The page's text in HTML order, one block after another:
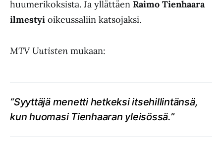
huumerikoksista. Ja yllättäen Raimo Tienhaara
ilmestyi oikeussaliin katsojaksi.
MTV Uutisten mukaan:
“Syyttäjä menetti hetkeksi itsehillintänsä,
kun huomasi Tienhaaran yleisössä.”